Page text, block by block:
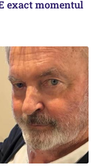
exact momentul